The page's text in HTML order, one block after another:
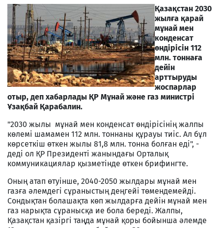
Қазақстан 2030
жылға қарай
мұнай мен
конденсат
өндірісін 112
млн. тоннаға
дейін
арттыруды
жоспарлар
отыр, деп хабарлады ҚР Мұнай және газ министрі
Ұзақбай Қарабалин.
"2030 жылы мұнай мен конденсат өндірісінің жалпы
көлемі шамамен 112 млн. тоннаны құрауы тиіс. Ал бұл
көрсеткіш өткен жылы 81,8 млн. тонна болған еді", -
деді ол ҚР Президенті жанындағы Орталық
коммуникациялар қызметінде өткен брифингте.
Оның атап өтуінше, 2040-2050 жылдары мұнай мен
газға әлемдегі сұраныстың деңгейі төмендемейді.
Сондықтан болашақта көп жылдарға дейін мұнай мен
газ нарықта сұранысқа ие бола береді. Жалпы,
Қазақстан қазіргі таңда мұнай қоры бойынша әлемде